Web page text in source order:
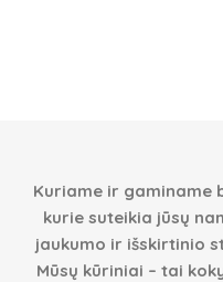
Kuriame ir gaminame
kurie suteikia jūsų
jaukumo ir išskirtinio
Mūsų kūriniai – tai